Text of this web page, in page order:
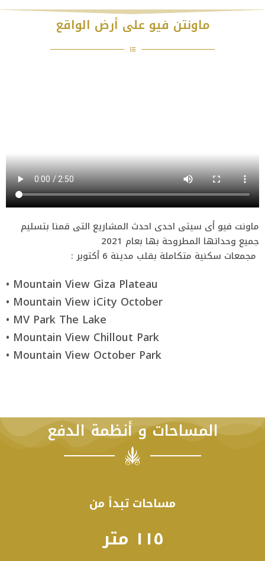
ماونت فيو أى سيتى احدى احدث المشاريع التى قمنا بتسليم
جميع وحداتها المطروحة بها بعام 2021
• Mountain View Giza Plateau
• Mountain View iCity October
• MV Park The Lake
• Mountain View Chillout Park
• Mountain View October Park
المساحات و أنظمة الدفع
مساحات تبدأ من
١١٥ متر